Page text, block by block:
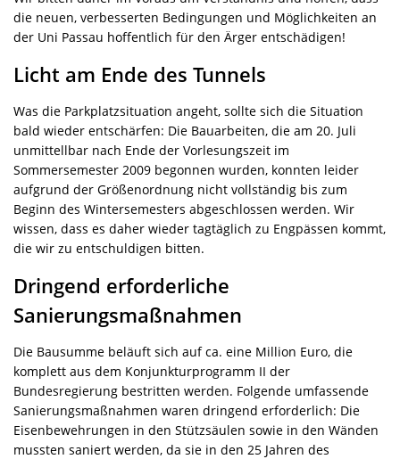
die neuen, verbesserten Bedingungen und Möglichkeiten an
der Uni Passau hoffentlich für den Ärger entschädigen!
Licht am Ende des Tunnels
Was die Parkplatzsituation angeht, sollte sich die Situation
bald wieder entschärfen: Die Bauarbeiten, die am 20. Juli
unmittellbar nach Ende der Vorlesungszeit im
Sommersemester 2009 begonnen wurden, konnten leider
aufgrund der Größenordnung nicht vollständig bis zum
Beginn des Wintersemesters abgeschlossen werden. Wir
wissen, dass es daher wieder tagtäglich zu Engpässen kommt,
die wir zu entschuldigen bitten.
Dringend erforderliche
Sanierungsmaßnahmen
Die Bausumme beläuft sich auf ca. eine Million Euro, die
komplett aus dem Konjunkturprogramm II der
Bundesregierung bestritten werden. Folgende umfassende
Sanierungsmaßnahmen waren dringend erforderlich: Die
Eisenbewehrungen in den Stützsäulen sowie in den Wänden
mussten saniert werden, da sie in den 25 Jahren des